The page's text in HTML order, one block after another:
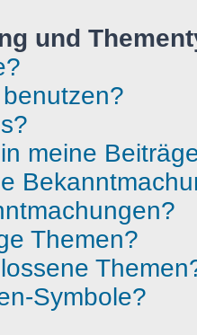
und
meine
Themen?
Symbole?